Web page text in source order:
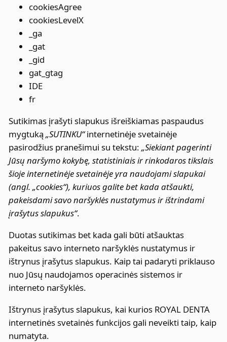
cookiesAgree
cookiesLevelX
_ga
_gat
_gid
gat_gtag
IDE
fr
Sutikimas įrašyti slapukus išreiškiamas paspaudus
mygtuką „SUTINKU“internetinėje svetainėje
pasirodžius pranešimui su tekstu: „Siekiant pagerinti
Jūsų naršymo kokybę, statistiniais ir rinkodaros tikslais
šioje internetinėje svetainėje yra naudojami slapukai
(angl. „cookies“), kuriuos galite bet kada atšaukti,
pakeisdami savo naršyklės nustatymus ir ištrindami
įrašytus slapukus“.
Duotas sutikimas bet kada gali būti atšauktas
pakeitus savo interneto naršyklės nustatymus ir
ištrynus įrašytus slapukus. Kaip tai padaryti priklauso
nuo Jūsų naudojamos operacinės sistemos ir
interneto naršyklės.
Ištrynus įrašytus slapukus, kai kurios ROYAL DENTA
internetinės svetainės funkcijos gali neveikti taip, kaip
numatyta.